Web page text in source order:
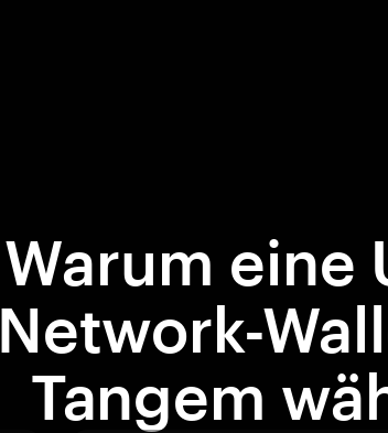
Warum eine
Network-
Tangem